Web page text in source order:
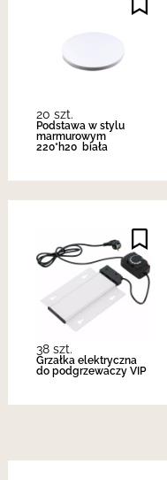
20 szt.
Podstawa w stylu
marmurowym
220*h20 biała
38 szt.
Grzałka elektryczna
do podgrzewaczy VIP